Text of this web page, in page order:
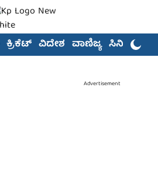
ಕ್ರಿಕೆಟ್ ವಿದೇಶ ವಾಣಿಜ್ಯ ಸಿನಿಮಾ
Advertisement